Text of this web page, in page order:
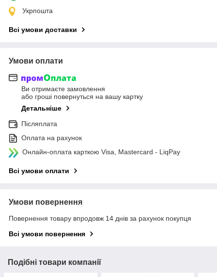
Укрпошта
Всі умови доставки
Умови оплати
Ви отримаєте замовлення
або гроші повернуться на вашу картку
Детальніше
Післяплата
Оплата на рахунок
Онлайн-оплата карткою Visa, Mastercard - LiqPay
Всі умови оплати
Умови повернення
Повернення товару впродовж 14 днів за рахунок покупця
Всі умови повернення
Подібні товари компанії